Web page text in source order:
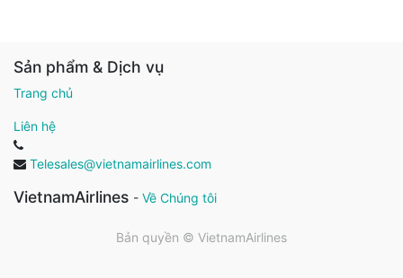
Sản phẩm & Dịch vụ
Trang chủ
Liên hệ
Telesales@vietnamairlines.com
VietnamAirlines - Về Chúng tôi
Bản quyền © VietnamAirlines